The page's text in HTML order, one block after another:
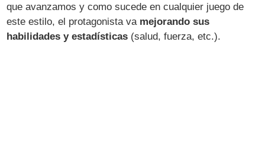
que avanzamos y como sucede en cualquier juego de
este estilo, el protagonista va mejorando sus
habilidades y estadísticas (salud, fuerza, etc.).